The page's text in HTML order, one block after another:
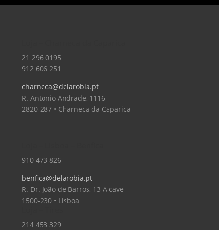
21 296 0195
912 606 251
charneca@delarobia.pt
R. António Andrade, 1116
2820-287 • Charneca da Caparica
910 473 826
benfica@delarobia.pt
R. Dr. João de Barros, 13 A cave
1500-230 • Lisboa
214 453 329